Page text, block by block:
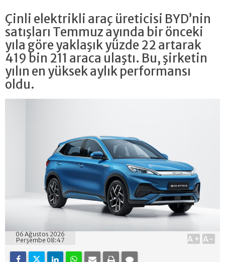
Çinli elektrikli araç üreticisi BYD’nin
satışları Temmuz ayında bir önceki
yıla göre yaklaşık yüzde 22 artarak
419 bin 211 araca ulaştı. Bu, şirketin
yılın en yüksek aylık performansı
oldu.
06 Ağustos 2026
Perşembe 08:47
A+ A-